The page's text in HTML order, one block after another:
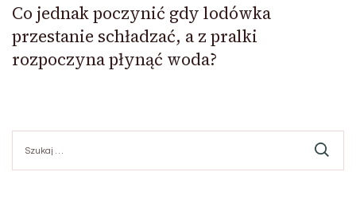
Co jednak poczynić gdy lodówka
przestanie schładzać, a z pralki
rozpoczyna płynąć woda?